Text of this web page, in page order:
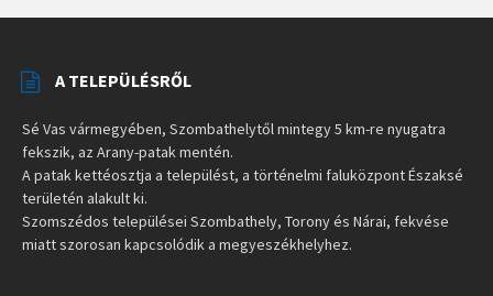
A TELEPÜLÉSRŐL
Sé Vas vármegyében, Szombathelytől mintegy 5 km-re nyugatra
fekszik, az Arany-patak mentén.
A patak kettéosztja a települést, a történelmi faluközpont Északsé
területén alakult ki.
Szomszédos települései Szombathely, Torony és Nárai, fekvése
miatt szorosan kapcsolódik a megyeszékhelyhez.